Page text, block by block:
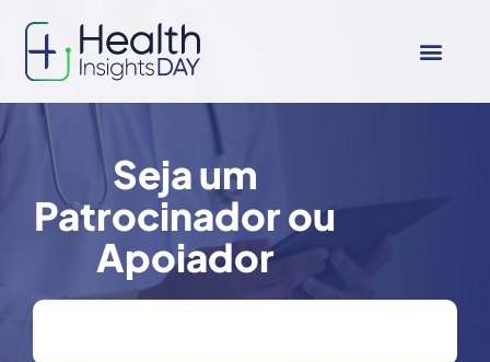
Seja um
Patrocinador ou
Apoiador